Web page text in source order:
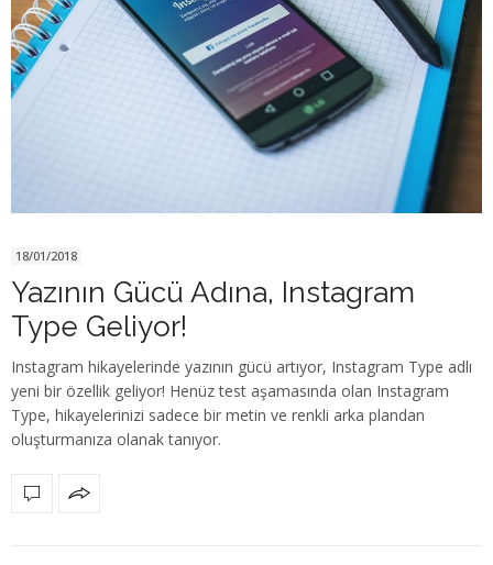
18/01/2018
Yazının Gücü Adına, Instagram
Type Geliyor!
Instagram hikayelerinde yazının gücü artıyor, Instagram Type adlı
yeni bir özellik geliyor! Henüz test aşamasında olan Instagram
Type, hikayelerinizi sadece bir metin ve renkli arka plandan
oluşturmanıza olanak tanıyor.